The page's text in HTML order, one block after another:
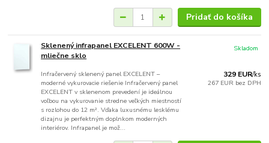
Pridať do košíka
Sklenený infrapanel EXCELENT 600W -
mliečne sklo
Infračervený sklenený panel EXCELENT –
moderné vykurovacie riešenie Infračervený panel
EXCELENT v sklenenom prevedení je ideálnou
voľbou na vykurovanie stredne veľkých miestností
s rozlohou do 12 m². Vďaka luxusnému lesklému
dizajnu je perfektným doplnkom moderných
interiérov. Infrapanel je mož...
329 EUR/ks
267 EUR bez DPH
Skladom